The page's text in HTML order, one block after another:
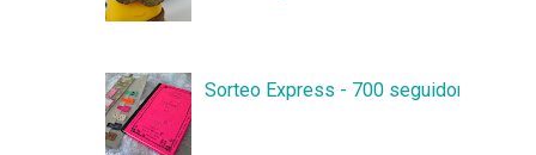
Sorteo Express - 700 seguidores